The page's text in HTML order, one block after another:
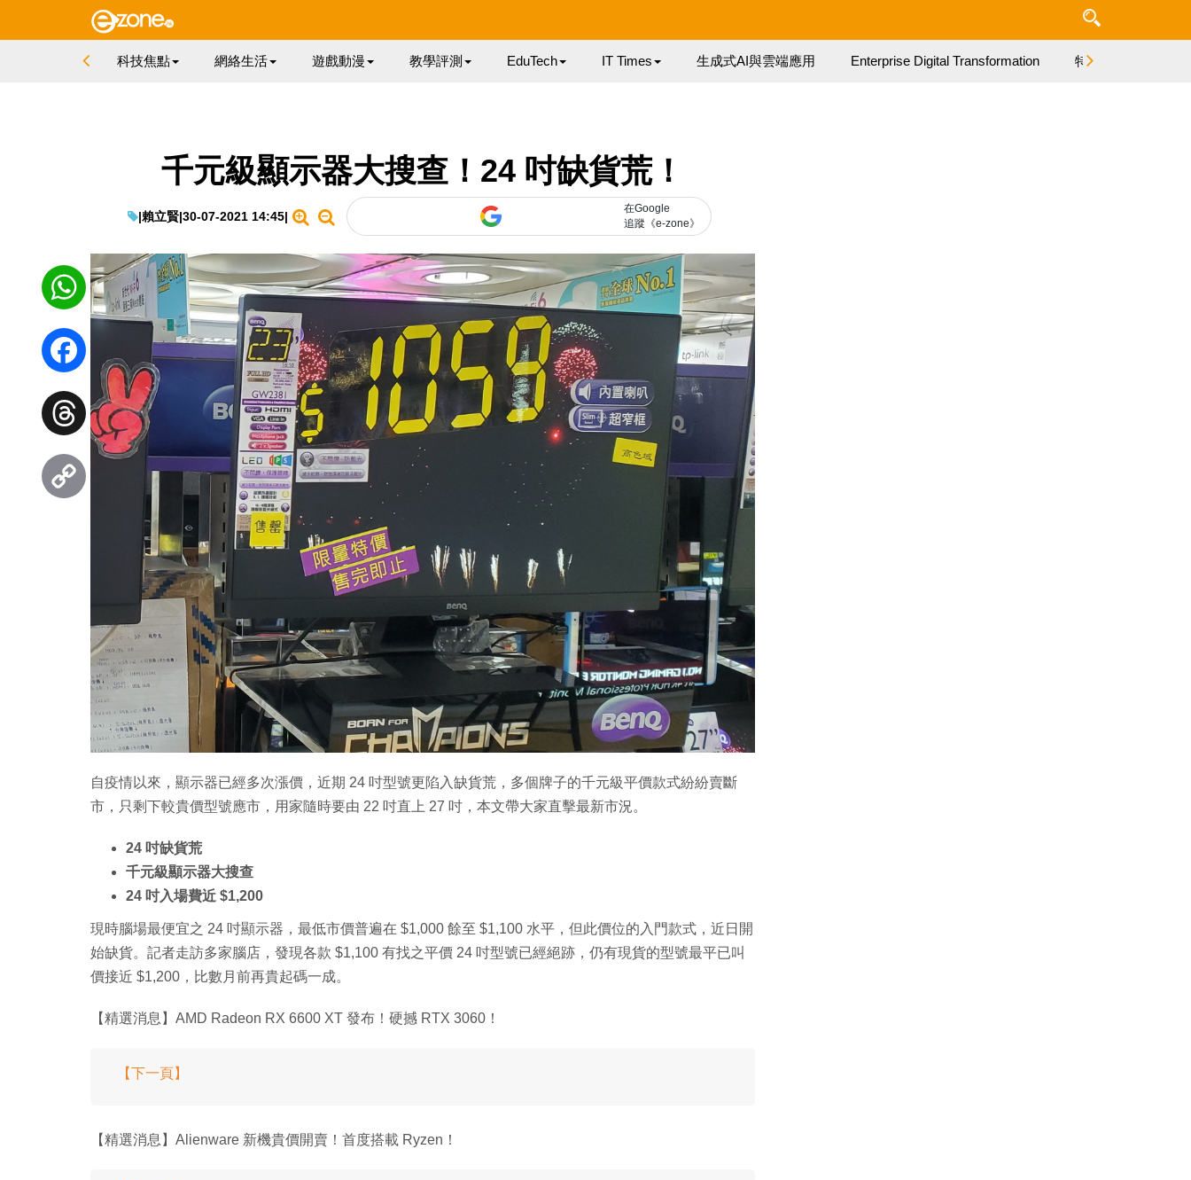
科技焦點 網絡生活 遊戲動漫 教學評測 EduTech IT Times 生成式AI與雲端應用 Enterprise Digital Transformation 特集
千元級顯示器大搜查！24 吋缺貨荒！
|賴立賢|30-07-2021 14:45|
在Google
追蹤《e-zone》
自疫情以來，顯示器已經多次漲價，近期 24 吋型號更陷入缺貨荒，多個牌子的千元級平價款式紛紛賣斷
市，只剩下較貴價型號應市，用家隨時要由 22 吋直上 27 吋，本文帶大家直擊最新市況。
24 吋缺貨荒
千元級顯示器大搜查
24 吋入場費近 $1,200
現時腦場最便宜之 24 吋顯示器，最低市價普遍在 $1,000 餘至 $1,100 水平，但此價位的入門款式，近日開
始缺貨。記者走訪多家腦店，發現各款 $1,100 有找之平價 24 吋型號已經絕跡，仍有現貨的型號最平已叫
價接近 $1,200，比數月前再貴起碼一成。
【精選消息】AMD Radeon RX 6600 XT 發布！硬撼 RTX 3060！
【下一頁】
【精選消息】Alienware 新機貴價開賣！首度搭載 Ryzen！
WhatsApp
Facebook
Threads